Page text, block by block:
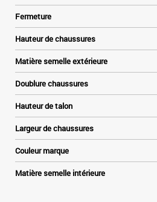
Fermeture
Hauteur de chaussures
Matière semelle extérieure
Doublure chaussures
Hauteur de talon
Largeur de chaussures
Couleur marque
Matière semelle intérieure